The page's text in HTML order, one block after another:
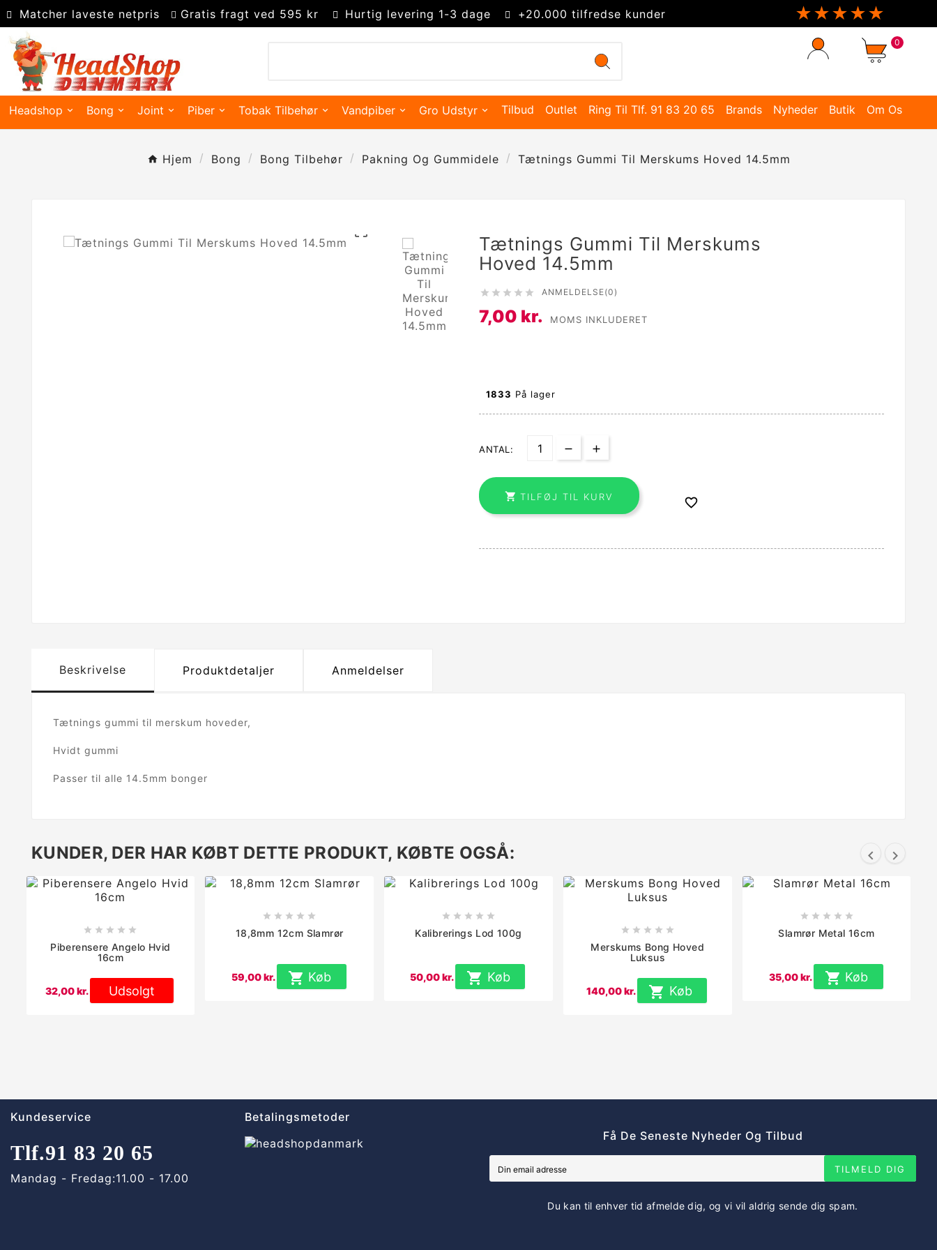
Matcher laveste netpris Gratis fragt ved 595 kr Hurtig levering 1-3 dage +20.000 tilfredse kunder ★★★★★
0
Headshop Bong Joint Piber Tobak Tilbehør Vandpiber Gro Udstyr Tilbud Outlet Ring Til Tlf. 91 83 20 65 Brands Nyheder Butik Om Os
Hjem Bong Bong Tilbehør Pakning Og Gummidele Tætnings Gummi Til Merskums Hoved 14.5mm

Tætnings Gummi Til Merskums
Hoved 14.5mm
     ANMELDELSE(0)
7,00 kr. MOMS INKLUDERET
1833 På lager
ANTAL:
 TILFØJ TIL KURV 
Beskrivelse Produktdetaljer Anmeldelser
Tætnings gummi til merskum hoveder,
Hvidt gummi
Passer til alle 14.5mm bonger
KUNDER, DER HAR KØBT DETTE PRODUKT, KØBTE OGSÅ:  
    
Piberensere Angelo Hvid
16cm
32,00 kr. Udsolgt
    
18,8mm 12cm Slamrør
59,00 kr.  Køb
    
Kalibrerings Lod 100g
50,00 kr.  Køb
    
Merskums Bong Hoved
Luksus
140,00 kr.  Køb
    
Slamrør Metal 16cm
35,00 kr.  Køb
Kundeservice
Tlf.91 83 20 65
Mandag - Fredag:11.00 - 17.00
Betalingsmetoder
Få De Seneste Nyheder Og Tilbud
TILMELD DIG
Du kan til enhver tid afmelde dig, og vi vil aldrig sende dig spam.